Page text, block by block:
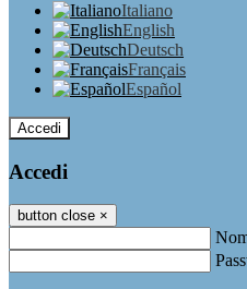
Italiano
English
Deutsch
Français
Español
Accedi
Accedi
button close ×